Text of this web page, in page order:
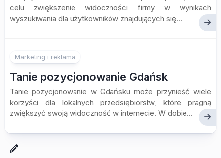
celu zwiększenie widoczności firmy w wynikach
wyszukiwania dla użytkowników znajdujących się...
Marketing i reklama
Tanie pozycjonowanie Gdańsk
Tanie pozycjonowanie w Gdańsku może przynieść wiele
korzyści dla lokalnych przedsiębiorstw, które pragną
zwiększyć swoją widoczność w internecie. W dobie...